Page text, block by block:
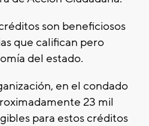
son beneficiosos
que califican pero
del estado.
en el condado
23 mil
para estos créditos